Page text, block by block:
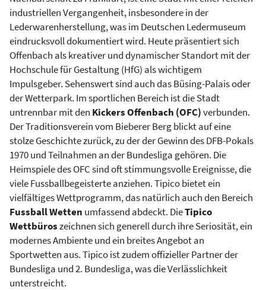
industriellen Vergangenheit, insbesondere in der
Lederwarenherstellung, was im Deutschen Ledermuseum
eindrucksvoll dokumentiert wird. Heute präsentiert sich
Offenbach als kreativer und dynamischer Standort mit der
Hochschule für Gestaltung (HfG) als wichtigem
Impulsgeber. Sehenswert sind auch das Büsing-Palais oder
der Wetterpark. Im sportlichen Bereich ist die Stadt
untrennbar mit den Kickers Offenbach (OFC)verbunden.
Der Traditionsverein vom Bieberer Berg blickt auf eine
stolze Geschichte zurück, zu der der Gewinn des DFB-Pokals
1970 und Teilnahmen an der Bundesliga gehören. Die
Heimspiele des OFC sind oft stimmungsvolle Ereignisse, die
viele Fussballbegeisterte anziehen. Tipico bietet ein
vielfältiges Wettprogramm, das natürlich auch den Bereich
Fussball Wetten umfassend abdeckt. DieTipico
Wettbüroszeichnen sich generell durch ihre Seriosität, ein
modernes Ambiente und ein breites Angebot an
Sportwetten aus. Tipico ist zudem offizieller Partner der
Bundesliga und 2. Bundesliga, was die Verlässlichkeit
unterstreicht.